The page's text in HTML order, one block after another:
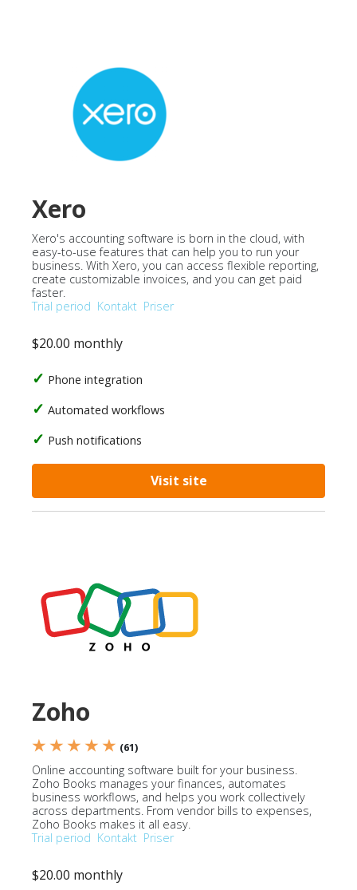
Xero
Xero's accounting software is born in the cloud, with
easy-to-use features that can help you to run your
business. With Xero, you can access flexible reporting,
create customizable invoices, and you can get paid
faster.
Trial period Kontakt Priser
$20.00 monthly
Phone integration
Automated workflows
Push notifications
Visit site
Zoho
★ ★ ★ ★ ★ (61)
Online accounting software built for your business.
Zoho Books manages your finances, automates
business workflows, and helps you work collectively
across departments. From vendor bills to expenses,
Zoho Books makes it all easy.
Trial period Kontakt Priser
$20.00 monthly